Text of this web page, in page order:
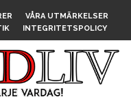
VÅRA UTMÄRKELSER
INTEGRITETSPOLICY